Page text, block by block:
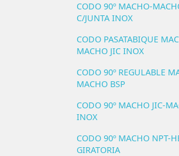
CODO 90º MACHO-
C/JUNTA INOX
CODO PASATABIQUE
MACHO JIC INOX
CODO 90º REGULABLE
MACHO BSP
CODO 90º MACHO JIC-
INOX
CODO 90º MACHO NPT-
GIRATORIA